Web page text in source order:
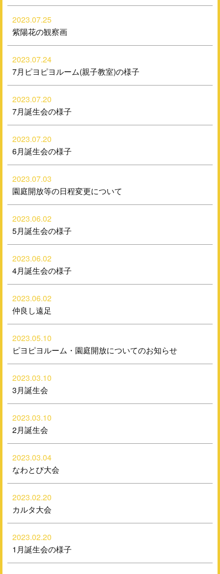
2023.07.25
紫陽花の観察画
2023.07.24
7月ピヨピヨルーム(親子教室)の様子
2023.07.20
7月誕生会の様子
2023.07.20
6月誕生会の様子
2023.07.03
園庭開放等の日程変更について
2023.06.02
5月誕生会の様子
2023.06.02
4月誕生会の様子
2023.06.02
仲良し遠足
2023.05.10
ピヨピヨルーム・園庭開放についてのお知らせ
2023.03.10
3月誕生会
2023.03.10
2月誕生会
2023.03.04
なわとび大会
2023.02.20
カルタ大会
2023.02.20
1月誕生会の様子